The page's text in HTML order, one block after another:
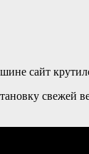
сайт
свежей